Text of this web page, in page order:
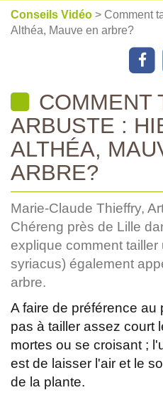
Conseils Vidéo > Comment
Althéa, Mauve en arbre?
COMMENT
ARBUSTE :
ALTHÉA,
ARBRE?
Marie-Claude Thieffry,
Chéreng près de Lille
explique comment
syriacus) également
arbre.
A faire de préférence au
pas à tailler assez court
mortes ou se croisant ;
est de laisser l'air et le
de la plante.